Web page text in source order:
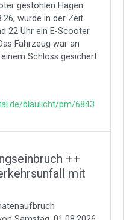
gestohlen Hagen
wurde in der Zeit
22 Uhr ein E-Scooter
Fahrzeug war an
Schloss gesichert
blaulicht/pm/6843
++
mit